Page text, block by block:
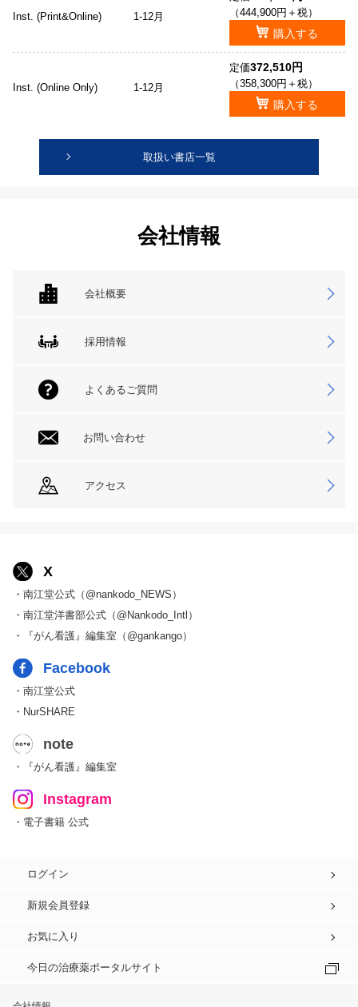
Inst. (Print&Online) 1-12月 （444,900円＋税）
購入する
Inst. (Online Only) 1-12月
定価372,510円
（358,300円＋税）
購入する
取扱い書店一覧
会社情報
会社概要
採用情報
よくあるご質問
お問い合わせ
アクセス
X
・南江堂公式（@nankodo_NEWS）
・南江堂洋書部公式（@Nankodo_Intl）
・『がん看護』編集室（@gankango）
Facebook
・南江堂公式
・NurSHARE
note
・『がん看護』編集室
Instagram
・電子書籍 公式
ログイン
新規会員登録
お気に入り
今日の治療薬ポータルサイト